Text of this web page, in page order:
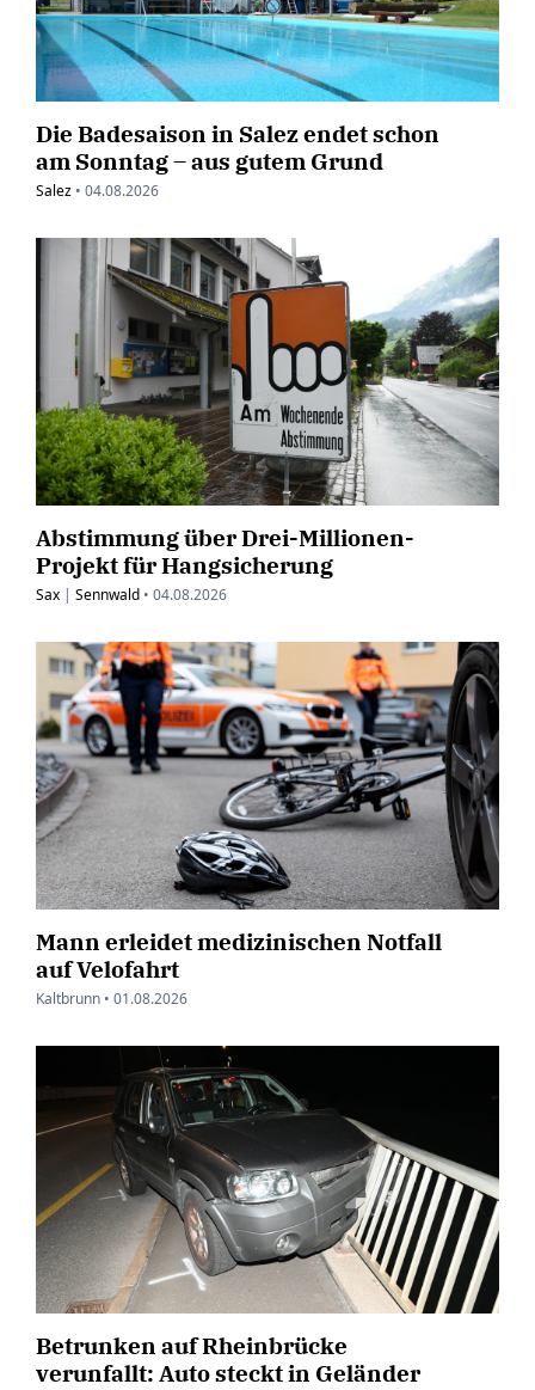
Die Badesaison in Salez endet schon
am Sonntag – aus gutem Grund
Salez • 04.08.2026
Abstimmung über Drei-Millionen-
Projekt für Hangsicherung
Sax | Sennwald • 04.08.2026
Mann erleidet medizinischen Notfall
auf Velofahrt
Kaltbrunn • 01.08.2026
Betrunken auf Rheinbrücke
verunfallt: Auto steckt in Geländer